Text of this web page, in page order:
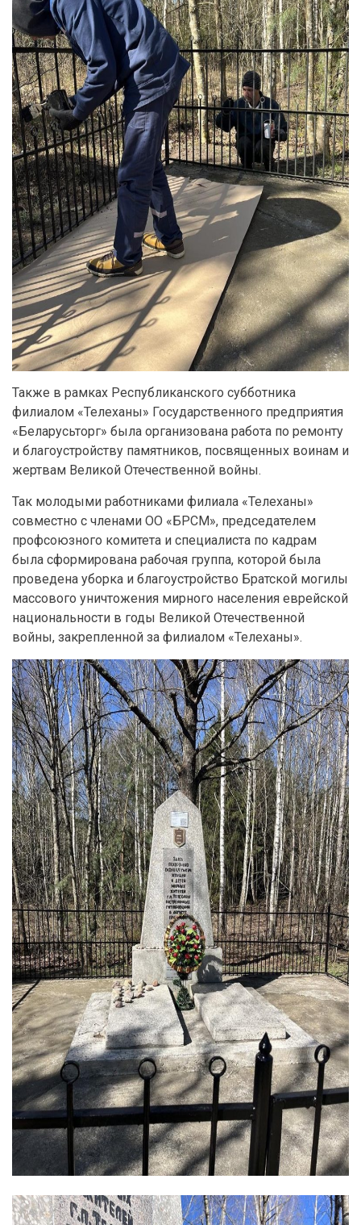
Также в рамках Республиканского субботника
филиалом «Телеханы» Государственного предприятия
«Беларусьторг» была организована работа по ремонту
и благоустройству памятников, посвященных воинам и
жертвам Великой Отечественной войны.
Так молодыми работниками филиала «Телеханы»
совместно с членами ОО «БРСМ», председателем
профсоюзного комитета и специалиста по кадрам
была сформирована рабочая группа, которой была
проведена уборка и благоустройство Братской могилы
массового уничтожения мирного населения еврейской
национальности в годы Великой Отечественной
войны, закрепленной за филиалом «Телеханы».